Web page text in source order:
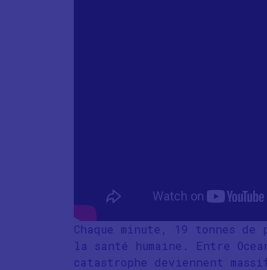
Chaque minute, 19 tonnes
la santé humaine. Entre
catastrophe deviennent